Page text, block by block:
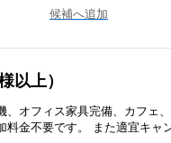
候補へ追加
以上）
、オフィス家具完備、カフェ
金不要です。 また適宜キャ